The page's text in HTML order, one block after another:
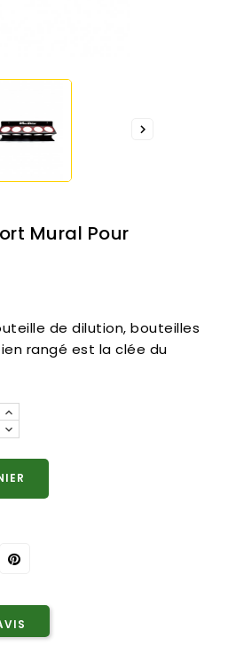

Mural Pour
de dilution, bouteilles
rangé est la clée du